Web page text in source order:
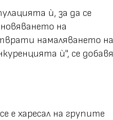
ѝ, за да се
на
намаляването на
ѝ", се добавя
е харесал на групите